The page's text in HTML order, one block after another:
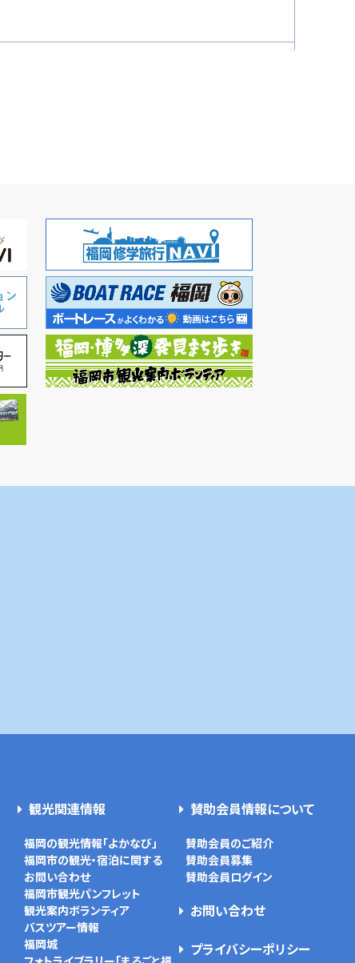
観光関連情報
福岡の観光情報「よかなび」
福岡市の観光・宿泊に関する
お問い合わせ
福岡市観光パンフレット
観光案内ボランティア
バスツアー情報
福岡城
賛助会員情報について
賛助会員のご紹介
賛助会員募集
賛助会員ログイン
お問い合わせ
プライバシーポリシー